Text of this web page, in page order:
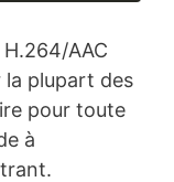
AAC
la plupart des
pour toute
à